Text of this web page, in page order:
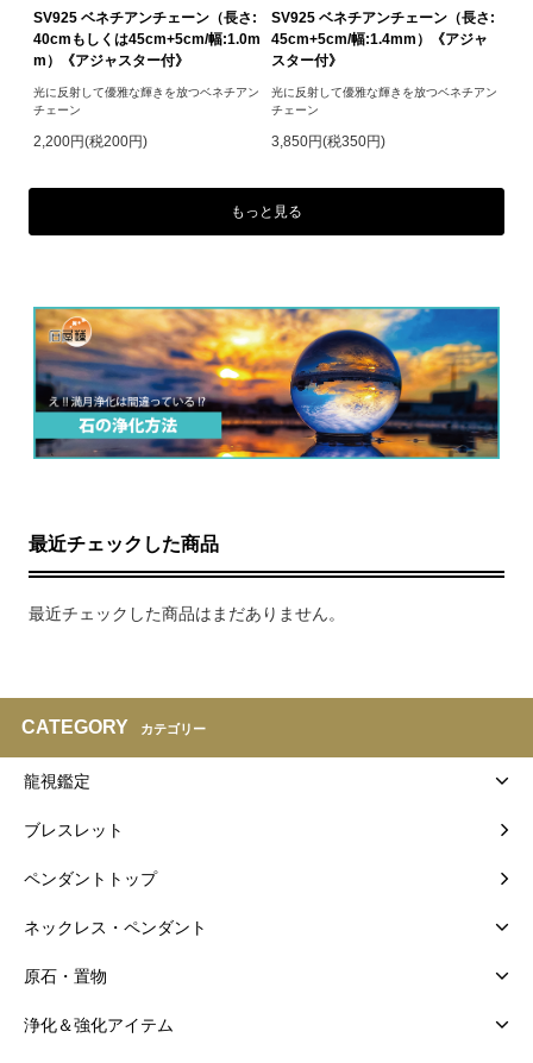
SV925 ベネチアンチェーン（長さ:
40cmもしくは45cm+5cm/幅:1.0m
m）《アジャスター付》
光に反射して優雅な輝きを放つベネチアン
チェーン
2,200円(税200円)
SV925 ベネチアンチェーン（長さ:
45cm+5cm/幅:1.4mm）《アジャ
スター付》
光に反射して優雅な輝きを放つベネチアン
チェーン
3,850円(税350円)
もっと見る
最近チェックした商品
最近チェックした商品はまだありません。
CATEGORY カテゴリー
龍視鑑定
ブレスレット
ペンダントトップ
ネックレス・ペンダント
原石・置物
浄化＆強化アイテム